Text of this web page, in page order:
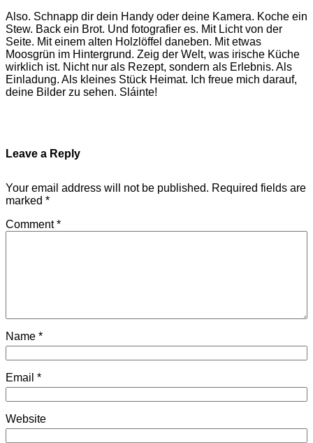
Also. Schnapp dir dein Handy oder deine Kamera. Koche ein
Stew. Back ein Brot. Und fotografier es. Mit Licht von der
Seite. Mit einem alten Holzlöffel daneben. Mit etwas
Moosgrün im Hintergrund. Zeig der Welt, was irische Küche
wirklich ist. Nicht nur als Rezept, sondern als Erlebnis. Als
Einladung. Als kleines Stück Heimat. Ich freue mich darauf,
deine Bilder zu sehen. Sláinte!
Leave a Reply
Your email address will not be published. Required fields are
marked *
Comment*
Name *
Email *
Website